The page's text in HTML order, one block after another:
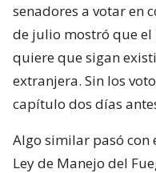
senadores a votar en
de julio mostró que el
quiere que sigan
extranjera. Sin los
capítulo dos días
Algo similar pasó
Ley de Manejo del